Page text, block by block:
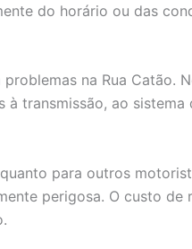
do horário ou das
na Rua Catão.
transmissão, ao
para outros
perigosa. O custo de